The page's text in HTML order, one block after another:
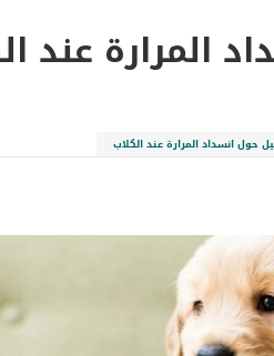
المرارة عند
حول انسداد المرارة عند الكلاب